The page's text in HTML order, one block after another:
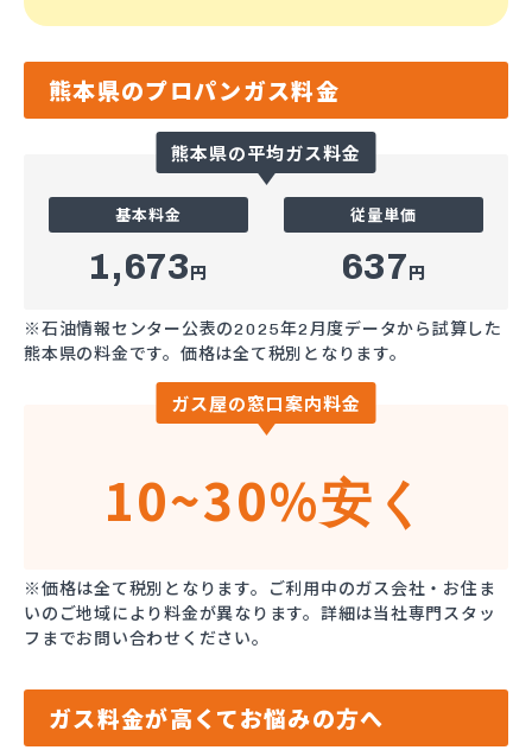
熊本県のプロパンガス料金
熊本県の平均ガス料金
基本料金
1,673円
従量単価
637円
※石油情報センター公表の2025年2月度データから試算した
熊本県の料金です。価格は全て税別となります。
ガス屋の窓口案内料金
10~30%安く
※価格は全て税別となります。ご利用中のガス会社・お住ま
いのご地域により料金が異なります。詳細は当社専門スタッ
フまでお問い合わせください。
ガス料金が高くてお悩みの方へ